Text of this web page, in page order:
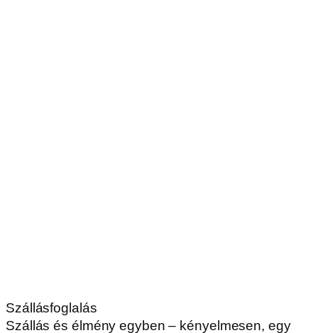
Szállásfoglalás
Szállás és élmény egyben – kényelmesen, egy